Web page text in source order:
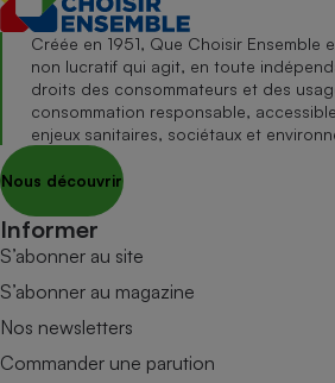
Créée en 1951, Que Choisir Ensemble
non lucratif qui agit, en toute
droits des consommateurs et des
consommation responsable,
enjeux sanitaires, sociétaux et
Nous découvrir
Informer
S’abonner au site
S’abonner au magazine
Nos newsletters
Commander une parution